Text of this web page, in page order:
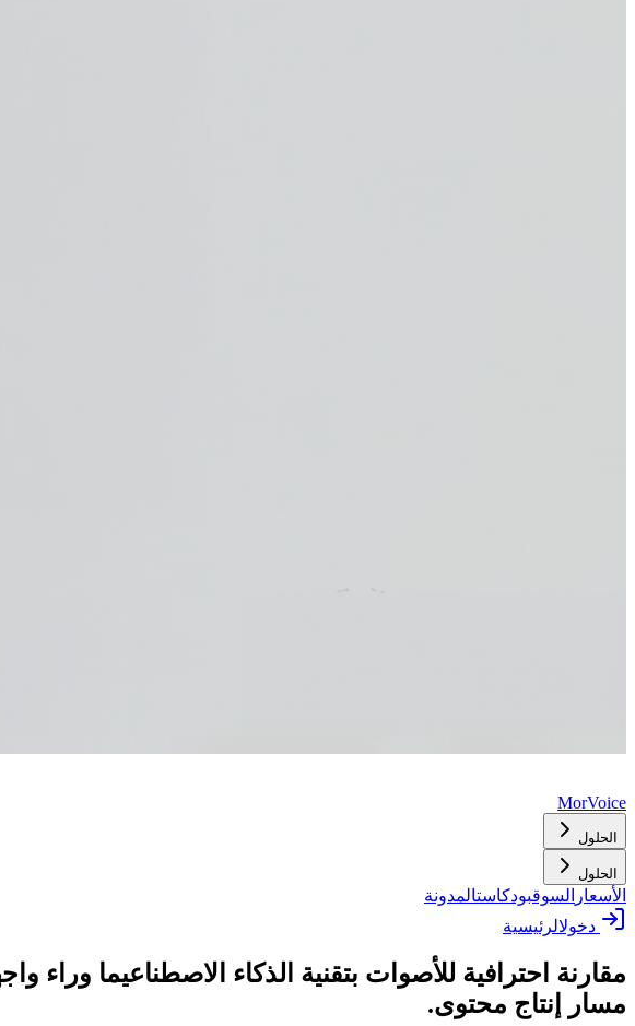
MorVoice
الحلول
الحلول
الأسعار السوقبودكاستالمدونة
دخولالرئيسية
مقارنة احترافية للأصوات بتقنية الذكاء الاصطناعيما وراء
مسار إنتاج محتوى.